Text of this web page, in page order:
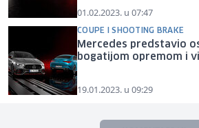
01.02.2023. u 07:47
COUPE I SHOOTING BRAKE
Mercedes predstavio
bogatijom opremom i
19.01.2023. u 09:29